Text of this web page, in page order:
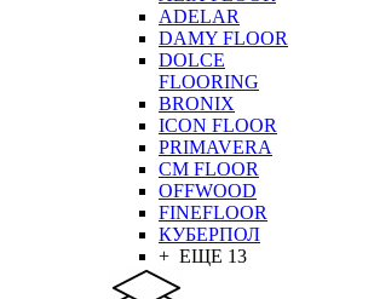
ADELAR
DAMY FLOOR
DOLCE
FLOORING
BRONIX
ICON FLOOR
PRIMAVERA
CM FLOOR
OFFWOOD
FINEFLOOR
КУБЕРПОЛ
+ ЕЩЕ 13